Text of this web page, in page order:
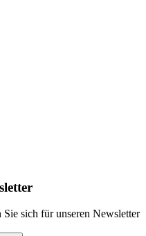
sich für unseren Newsletter